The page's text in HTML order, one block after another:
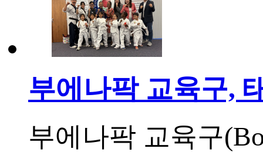
부에나팍 교육구,
부에나팍 교육구